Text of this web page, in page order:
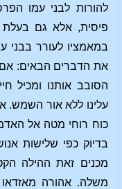
להורות לבני עמו
פיסית, אלא גם
במאמציו לעורר בבני
את הדברים הבאים: אם
הסובב אותנו ומכיל
עלינו ללא אור השמש.
כוח רוחי מטה אל
בדיוק כפי שלישות
מכנים זאת ההילה
משלה. אהורה